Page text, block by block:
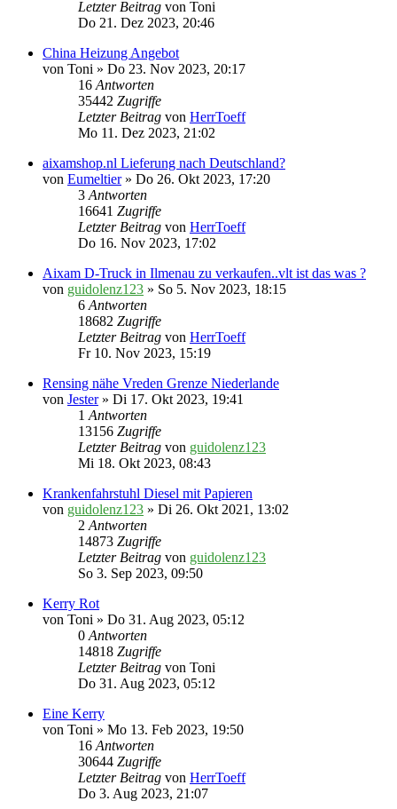
Letzter Beitrag von Toni
Do 21. Dez 2023, 20:46
China Heizung Angebot
von Toni » Do 23. Nov 2023, 20:17
16Antworten
35442 Zugriffe
Letzter Beitrag von HerrToeff
Mo 11. Dez 2023, 21:02
aixamshop.nl Lieferung nach Deutschland?
von Eumeltier» Do 26. Okt 2023, 17:20
3Antworten
16641 Zugriffe
Letzter Beitrag von HerrToeff
Do 16. Nov 2023, 17:02
Aixam D-Truck in Ilmenau zu verkaufen..vlt ist das was ?
von guidolenz123 » So 5. Nov 2023, 18:15
6Antworten
18682 Zugriffe
Letzter Beitrag von HerrToeff
Fr 10. Nov 2023, 15:19
Rensing nähe Vreden Grenze Niederlande
von Jester» Di 17. Okt 2023, 19:41
1Antworten
13156 Zugriffe
Letzter Beitrag von guidolenz123
Mi 18. Okt 2023, 08:43
Krankenfahrstuhl Diesel mit Papieren
von guidolenz123 » Di 26. Okt 2021, 13:02
2Antworten
14873 Zugriffe
Letzter Beitrag von guidolenz123
So 3. Sep 2023, 09:50
Kerry Rot
von Toni » Do 31. Aug 2023, 05:12
0Antworten
14818 Zugriffe
Letzter Beitrag von Toni
Do 31. Aug 2023, 05:12
Eine Kerry
von Toni » Mo 13. Feb 2023, 19:50
16Antworten
30644 Zugriffe
Letzter Beitrag von HerrToeff
Do 3. Aug 2023, 21:07